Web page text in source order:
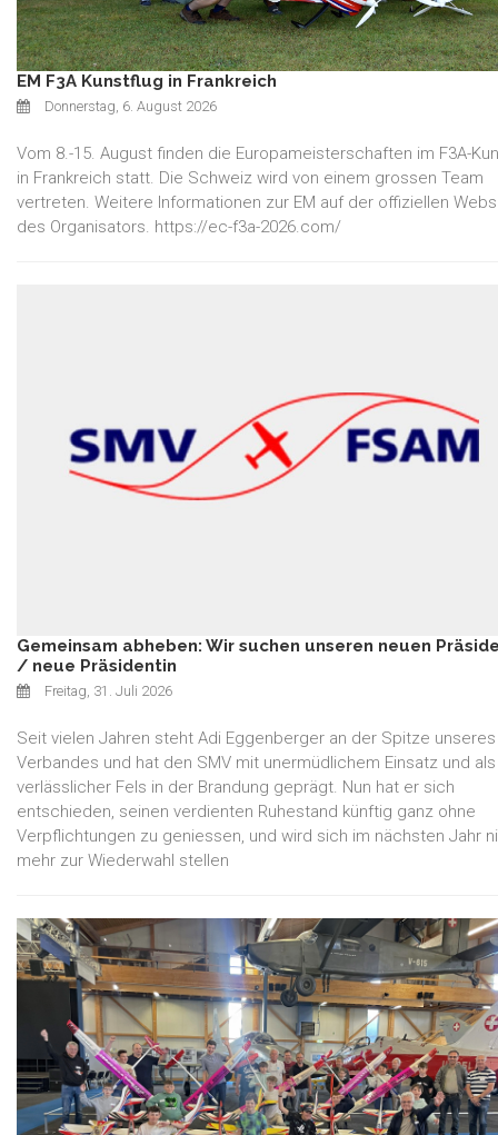
EM F3A Kunstflug in Frankreich
Donnerstag, 6. August 2026
Vom 8.-15. August finden die Europameisterschaften im F3A-
in Frankreich statt. Die Schweiz wird von einem grossen Team
vertreten. Weitere Informationen zur EM auf der offiziellen
des Organisators. https://ec-f3a-2026.com/
Gemeinsam abheben: Wir suchen unseren neuen
/ neue Präsidentin
Freitag, 31. Juli 2026
Seit vielen Jahren steht Adi Eggenberger an der Spitze unseres
Verbandes und hat den SMV mit unermüdlichem Einsatz und als
verlässlicher Fels in der Brandung geprägt. Nun hat er sich
entschieden, seinen verdienten Ruhestand künftig ganz ohne
Verpflichtungen zu geniessen, und wird sich im nächsten Jahr
mehr zur Wiederwahl stellen